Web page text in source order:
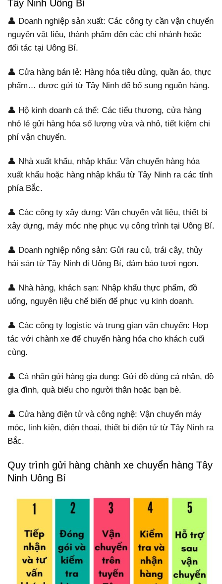
Tây Ninh Uông Bí
👤 Doanh nghiệp sản xuất: Các công ty cần vận chuyển
nguyên vật liệu, thành phẩm đến các chi nhánh hoặc
đối tác tại Uông Bí.
👤 Cửa hàng bán lẻ: Hàng hóa tiêu dùng, quần áo, thực
phẩm… được gửi từ Tây Ninh để bổ sung nguồn hàng.
👤 Hộ kinh doanh cá thể: Các tiểu thương, cửa hàng
nhỏ lẻ gửi hàng hóa số lượng vừa và nhỏ, tiết kiệm chi
phí vận chuyển.
👤 Nhà xuất khẩu, nhập khẩu: Vận chuyển hàng hóa
xuất khẩu hoặc hàng nhập khẩu từ Tây Ninh ra các tỉnh
phía Bắc.
👤 Các công ty xây dựng: Vận chuyển vật liệu, thiết bị
xây dựng, máy móc nhẹ phục vụ công trình tại Uông Bí.
👤 Doanh nghiệp nông sản: Gửi rau củ, trái cây, thủy
hải sản từ Tây Ninh đi Uông Bí, đảm bảo tươi ngon.
👤 Nhà hàng, khách sạn: Nhập khẩu thực phẩm, đồ
uống, nguyên liệu chế biến để phục vụ kinh doanh.
👤 Các công ty logistic và trung gian vận chuyển: Hợp
tác với chành xe để chuyển hàng hóa cho khách cuối
cùng.
👤 Cá nhân gửi hàng gia dụng: Gửi đồ dùng cá nhân, đồ
gia đình, quà biếu cho người thân hoặc bạn bè.
👤 Cửa hàng điện tử và công nghệ: Vận chuyển máy
móc, linh kiện, điện thoại, thiết bị điện tử từ Tây Ninh ra
Bắc.
Quy trình gửi hàng chành xe chuyển hàng Tây
Ninh Uông Bí